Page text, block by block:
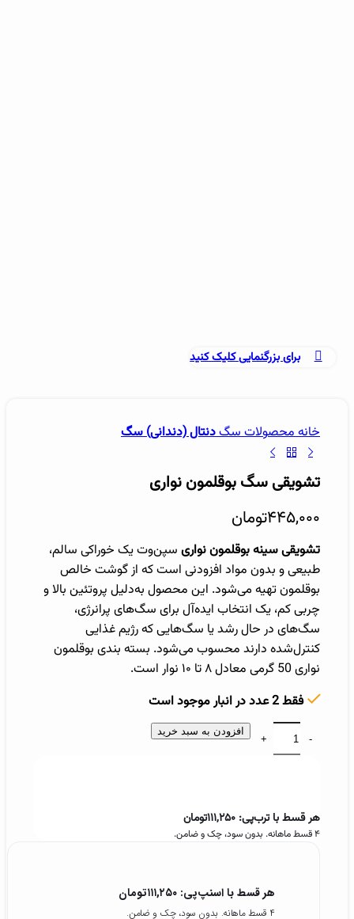
برای بزرگنمایی کلیک کنید
خانهمحصولات سگدنتال (دندانی) سگ
تشویقی سگ بوقلمون نواری
۴۴۵,۰۰۰تومان
تشویقی سینه بوقلمون نواری سپن‌وت یک خوراکی سالم،
طبیعی و بدون مواد افزودنی است که از گوشت خالص
بوقلمون تهیه می‌شود. این محصول به‌دلیل پروتئین بالا و
چربی کم، یک انتخاب ایده‌آل برای سگ‌های پرانرژی،
سگ‌های در حال رشد یا سگ‌هایی که رژیم غذایی
کنترل‌شده دارند محسوب می‌شود. بسته بندی بوقلمون
نواری 50 گرمی معادل ۸ تا ۱۰ نوار است.
فقط 2 عدد در انبار موجود است
افزودن به سبد خرید
هر قسط با ترب‌پی: ۱۱۱,۲۵۰تومان
۴ قسط ماهانه. بدون سود، چک و ضامن.
هر قسط با اسنپ‌پی: ۱۱۱,۲۵۰تومان
۴ قسط ماهانه. بدون سود، چک و ضامن.